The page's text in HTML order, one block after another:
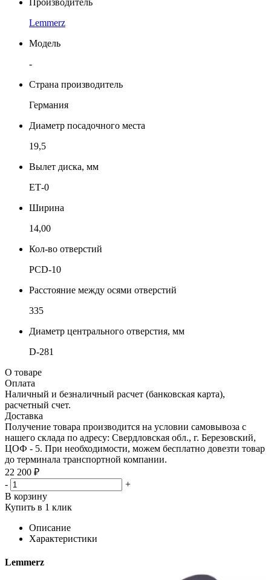
Lemmerz
Модель
-
Страна производитель
Германия
Диаметр посадочного места
19,5
Вылет диска, мм
ЕТ-0
Ширина
14,00
Кол-во отверстий
PCD-10
Расстояние между осями отверстий
335
Диаметр центрального отверстия, мм
D-281
О товаре
Оплата
Наличный и безналичный расчет (банковская карта),
расчетный счет.
Доставка
Получение товара производится на условии самовывоза с
нашего склада по адресу: Свердловская обл., г. Березовский,
ЦОФ - 5. При необходимости, можем бесплатно довезти товар
до терминала транспортной компании.
22 200 ₽
-
+
В корзину
Купить в 1 клик
Описание
Характеристики
Lemmerz